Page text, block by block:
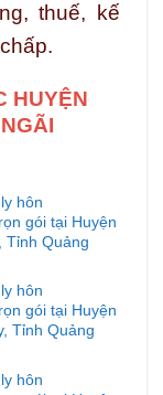
thuế, kế
HUYỆN
hôn
gói tại Huyện
Tỉnh Quảng
hôn
gói tại Huyện
Tỉnh Quảng
hôn